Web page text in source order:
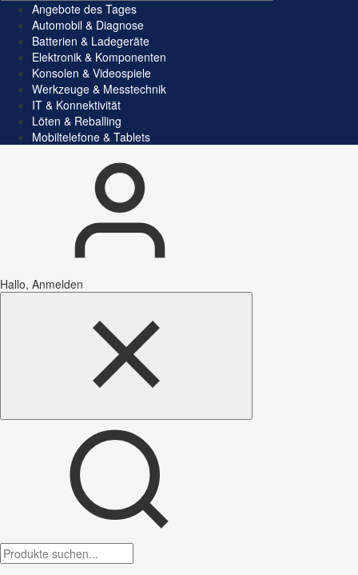
Angebote des Tages
Automobil & Diagnose
Batterien & Ladegeräte
Elektronik & Komponenten
Konsolen & Videospiele
Werkzeuge & Messtechnik
IT & Konnektivität
Löten & Reballing
Mobiltelefone & Tablets
Hallo, Anmelden